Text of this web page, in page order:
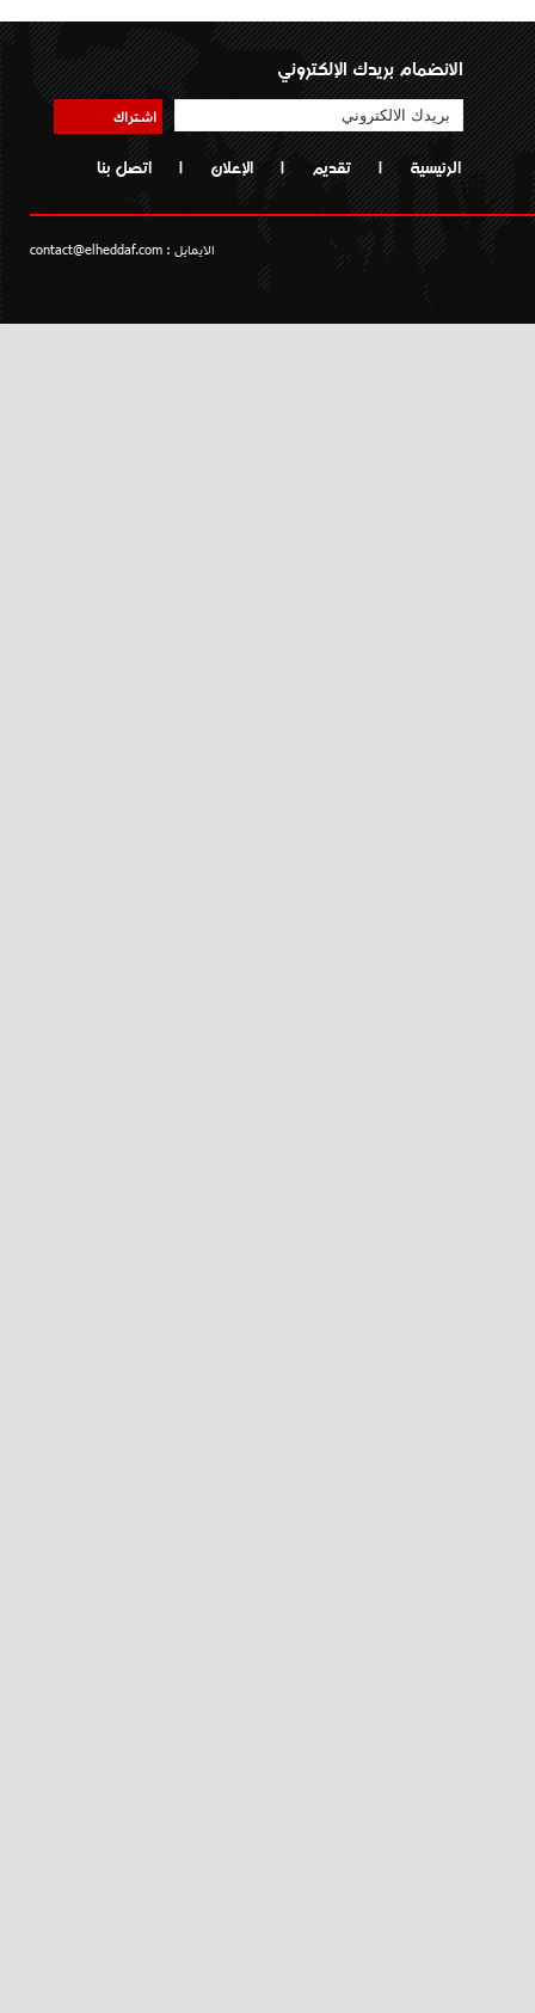
الانضمام بريدك الإلكتروني
اشتراك
الرئيسية | تقديم | الإعلان | اتصل بنا
الايمايل : contact@elheddaf.com